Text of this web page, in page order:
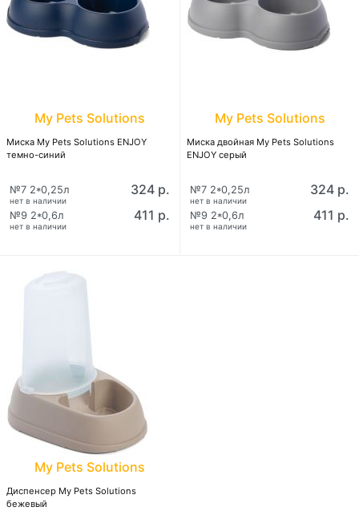
My Pets Solutions
Миска My Pets Solutions ENJOY
темно-синий
нет в наличии
№7 2*0,25л 324 р.
нет в наличии
№9 2*0,6л 411 р.
My Pets Solutions
Миска двойная My Pets Solutions
ENJOY серый
нет в наличии
№7 2*0,25л 324 р.
нет в наличии
№9 2*0,6л 411 р.
My Pets Solutions
Диспенсер My Pets Solutions
бежевый